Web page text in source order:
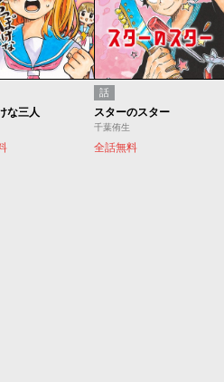
な三人
話
スターのスター
千葉侑生
全話無料